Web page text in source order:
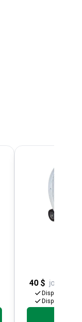
40 $ jour
Disponible à
Disponible